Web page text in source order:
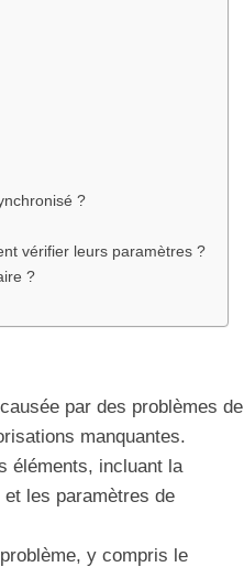
?
vérifier leurs paramètres ?
?
par des problèmes de
manquantes.
éléments, incluant la
les paramètres de
y compris le